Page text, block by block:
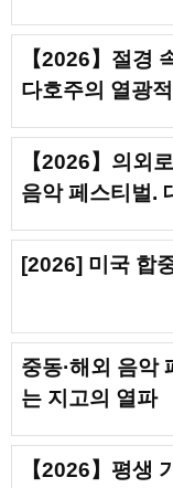
【2026】절경
다호주의 열광
【2026】의외
음악 페스티벌.
[2026] 미국 합
중동·해외 음악
는 지고의 열파
【2026】평생